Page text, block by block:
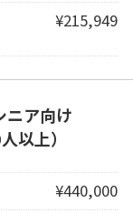
¥215,949
ニア向け
以上）
¥440,000